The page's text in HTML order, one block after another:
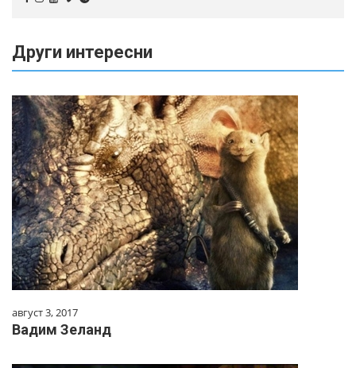
Други интересни
август 3, 2017
Вадим Зеланд